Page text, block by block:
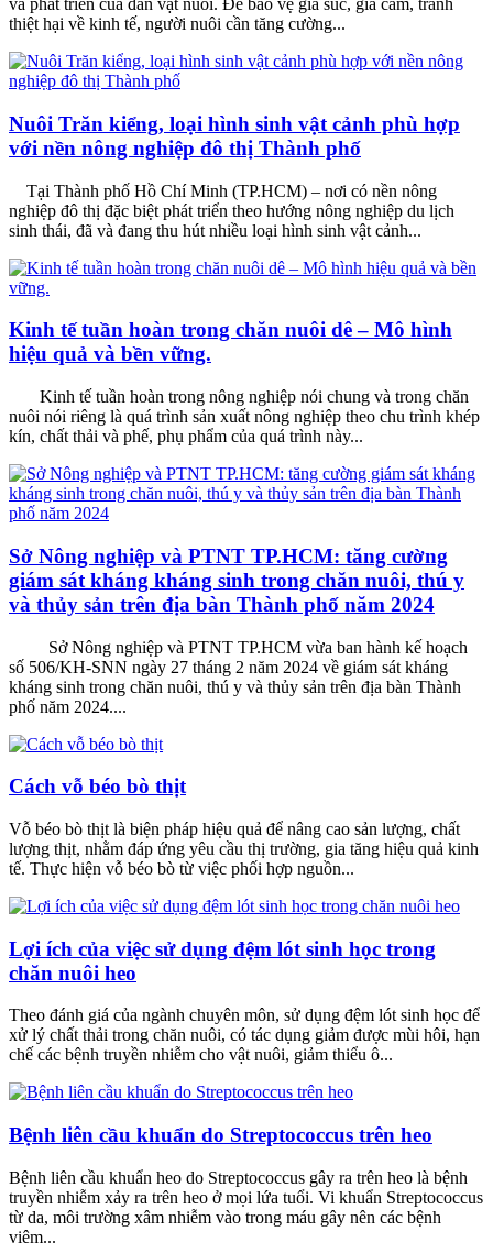
và phát triển của đàn vật nuôi. Để bảo vệ gia súc, gia cầm, tránh
thiệt hại về kinh tế, người nuôi cần tăng cường...
Nuôi Trăn kiểng, loại hình sinh vật cảnh phù hợp
với nền nông nghiệp đô thị Thành phố
Tại Thành phố Hồ Chí Minh (TP.HCM) – nơi có nền nông
nghiệp đô thị đặc biệt phát triển theo hướng nông nghiệp du lịch
sinh thái, đã và đang thu hút nhiều loại hình sinh vật cảnh...
Kinh tế tuần hoàn trong chăn nuôi dê – Mô hình
hiệu quả và bền vững.
Kinh tế tuần hoàn trong nông nghiệp nói chung và trong chăn
nuôi nói riêng là quá trình sản xuất nông nghiệp theo chu trình khép
kín, chất thải và phế, phụ phẩm của quá trình này...
Sở Nông nghiệp và PTNT TP.HCM: tăng cường
giám sát kháng kháng sinh trong chăn nuôi, thú y
và thủy sản trên địa bàn Thành phố năm 2024
Sở Nông nghiệp và PTNT TP.HCM vừa ban hành kế hoạch
số 506/KH-SNN ngày 27 tháng 2 năm 2024 về giám sát kháng
kháng sinh trong chăn nuôi, thú y và thủy sản trên địa bàn Thành
phố năm 2024....
Cách vỗ béo bò thịt
Vỗ béo bò thịt là biện pháp hiệu quả để nâng cao sản lượng, chất
lượng thịt, nhằm đáp ứng yêu cầu thị trường, gia tăng hiệu quả kinh
tế. Thực hiện vỗ béo bò từ việc phối hợp nguồn...
Lợi ích của việc sử dụng đệm lót sinh học trong
chăn nuôi heo
Theo đánh giá của ngành chuyên môn, sử dụng đệm lót sinh học để
xử lý chất thải trong chăn nuôi, có tác dụng giảm được mùi hôi, hạn
chế các bệnh truyền nhiễm cho vật nuôi, giảm thiểu ô...
Bệnh liên cầu khuẩn do Streptococcus trên heo
Bệnh liên cầu khuẩn heo do Streptococcus gây ra trên heo là bệnh
truyền nhiễm xảy ra trên heo ở mọi lứa tuổi. Vi khuẩn Streptococcus
từ da, môi trường xâm nhiễm vào trong máu gây nên các bệnh
viêm...